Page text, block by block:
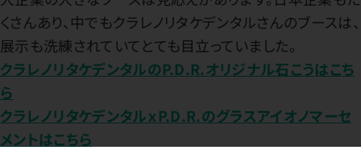
くさんあり、中でもクラレノリタケデンタルさんのブースは、
展示も洗練されていてとても目立っていました。
クラレノリタケデンタルのP.D.R.オリジナル石こうはこち
ら
クラレノリタケデンタルｘP.D.R.のグラスアイオノマーセ
メントはこちら